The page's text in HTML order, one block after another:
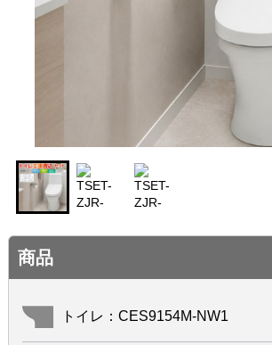
商品
トイレ：CES9154M-NW1